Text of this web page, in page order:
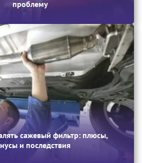
проблему
сажевый фильтр: плюсы,
и последствия